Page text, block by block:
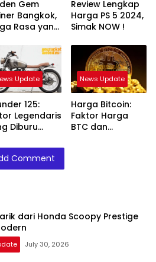
Gem
Bangkok,
Rasa yang
Review Lengkap
Harga PS 5 2024,
Simak NOW !
Update
125:
Legendaris
Diburu
News Update
Harga Bitcoin:
Faktor Harga
BTC dan
Comment
dari Honda Scoopy Prestige
July 30, 2026